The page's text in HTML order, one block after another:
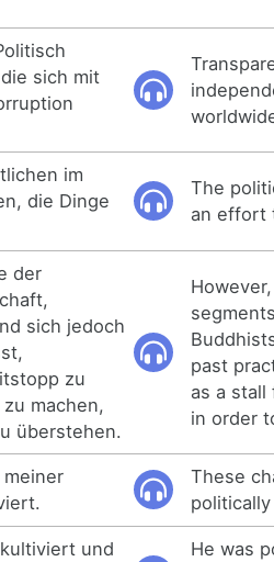
sich mit
im
die Dinge
The
an effort
der
sich jedoch
zu
machen,
überstehen.
past
as a stall
in order
These
und
He was